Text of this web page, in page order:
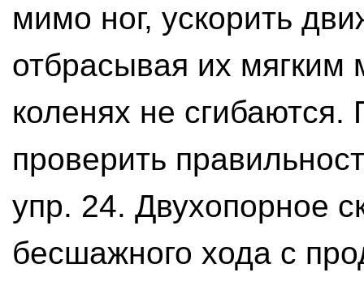
мимо ног, ускорить
отбрасывая их мягким
коленях не сгибаются.
проверить
упр. 24. Двухопорное
бесшажного хода с